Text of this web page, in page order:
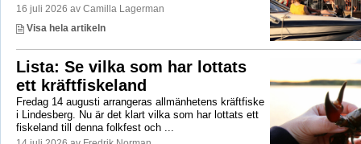
16 juli 2026 av Camilla Lagerman
Visa hela artikeln
Lista: Se vilka som har lottats
ett kräftfiskeland
Fredag 14 augusti arrangeras allmänhetens kräftfiske
i Lindesberg. Nu är det klart vilka som har lottats ett
fiskeland till denna folkfest och ...